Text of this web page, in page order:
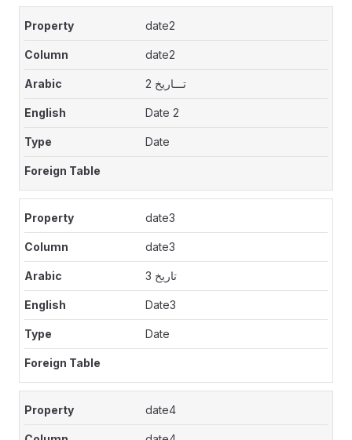
date2
date2
تـــاريخ 2
Date 2
Date
date3
date3
تاريخ 3
Date3
Date
date4